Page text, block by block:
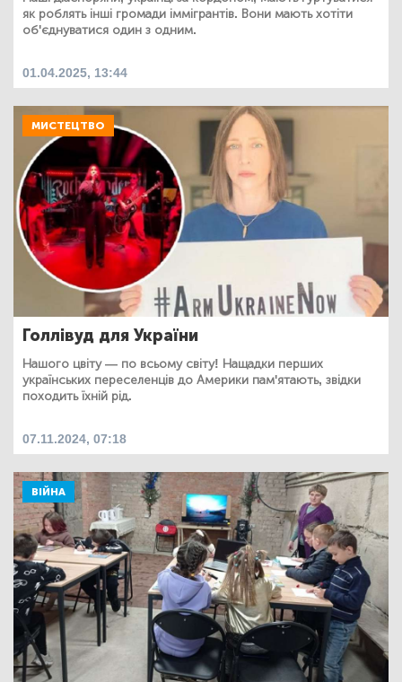
як роблять інші громади іммігрантів. Вони мають хотіти
об'єднуватися один з одним.
01.04.2025, 13:44
МИСТЕЦТВО
Голлівуд для України
Нашого цвіту — по всьому світу! Нащадки перших
українських переселенців до Америки пам'ятають, звідки
походить їхній рід.
07.11.2024, 07:18
ВІЙНА